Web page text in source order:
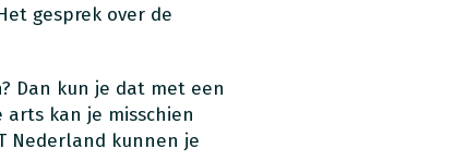
gesprek over de
Dan kun je dat met een
kan je misschien
Nederland kunnen je